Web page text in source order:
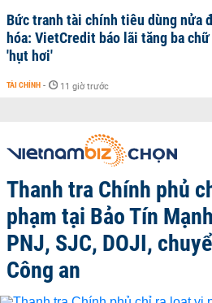
Bức tranh tài chính tiêu dùng nửa
hóa: VietCredit báo lãi tăng ba
'hụt hơi'
TÀI CHÍNH - 11 giờ trước
Thanh tra Chính phủ
phạm tại Bảo Tín
PNJ, SJC, DOJI,
Công an